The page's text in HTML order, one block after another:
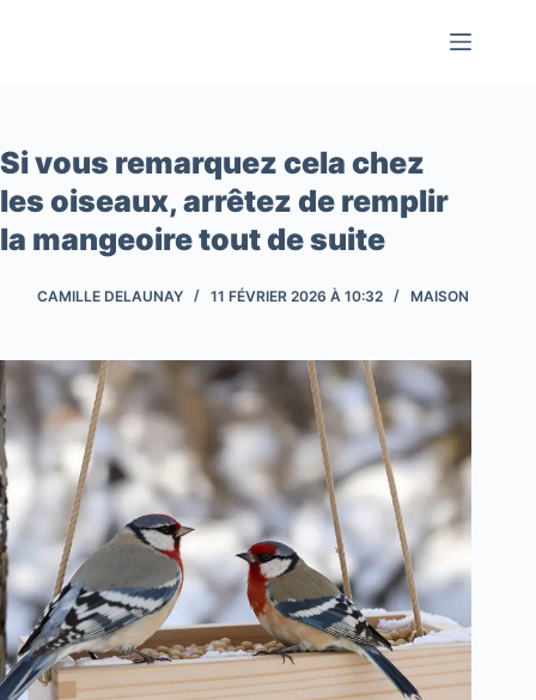
Si vous remarquez cela chez
les oiseaux, arrêtez de remplir
la mangeoire tout de suite
CAMILLE DELAUNAY 11 FÉVRIER 2026 À 10:32 MAISON